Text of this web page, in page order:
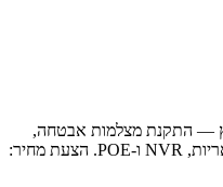
— התקנת מצלמות אבטחה,
מצלמת אבטחה לבחוץ, אלחוטיות וסולאריות, NVR ו-POE. הצעת מחיר: